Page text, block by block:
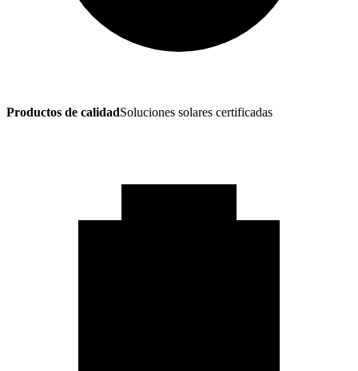
Productos de calidadSoluciones solares certificadas